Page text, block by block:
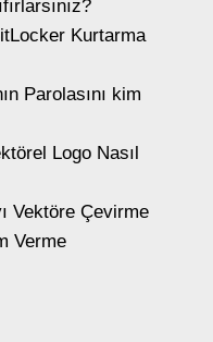
Kurtarma
Parolasını kim
Logo Nasıl
Vektöre Çevirme
Verme